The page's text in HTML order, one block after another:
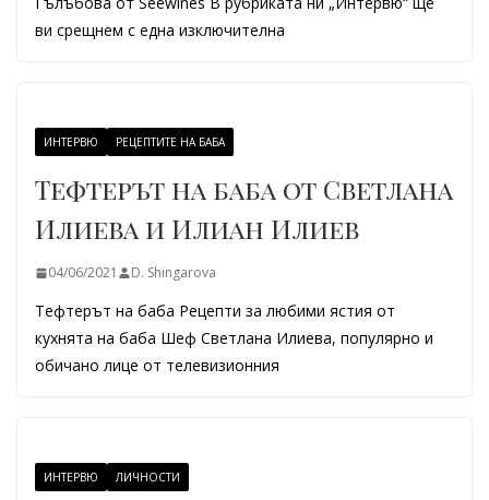
ви срещнем с една изключителна
ИНТЕРВЮ РЕЦЕПТИТЕ НА БАБА
Тефтерът на баба от Светлана
Илиева и Илиан Илиев
04/06/2021 D. Shingarova
Тефтерът на баба Рецепти за любими ястия от
кухнята на баба Шеф Светлана Илиева, популярно и
обичано лице от телевизионния
ИНТЕРВЮ ЛИЧНОСТИ